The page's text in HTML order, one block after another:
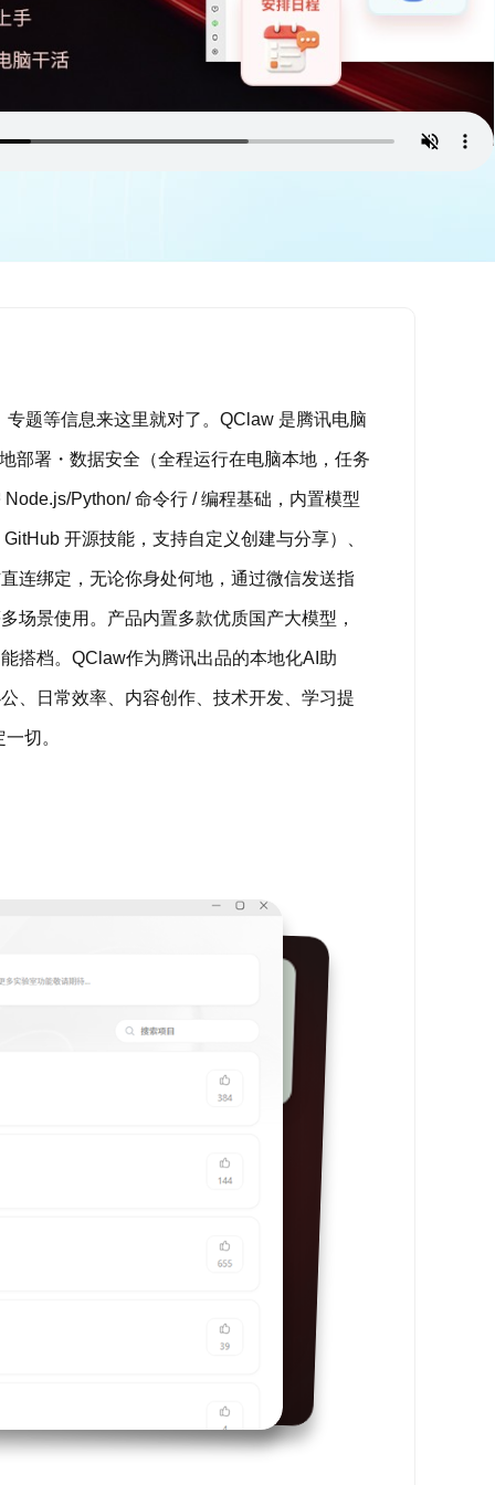
题等信息来这里就对了。QClaw 是腾讯电脑
部署・数据安全（全程运行在电脑本地，任务
Python/ 命令行 / 编程基础，内置模型
开源技能，支持自定义创建与分享）、
连绑定，无论你身处何地，通过微信发送指
场景使用。产品内置多款优质国产大模型，
搭档。QClaw作为腾讯出品的本地化AI助
、日常效率、内容创作、技术开发、学习提
切。